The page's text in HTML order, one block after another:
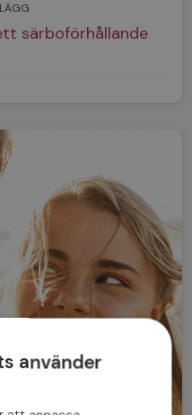
särboförhållande
använder